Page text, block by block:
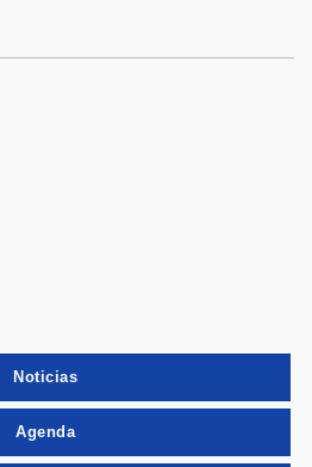
Noticias
Agenda